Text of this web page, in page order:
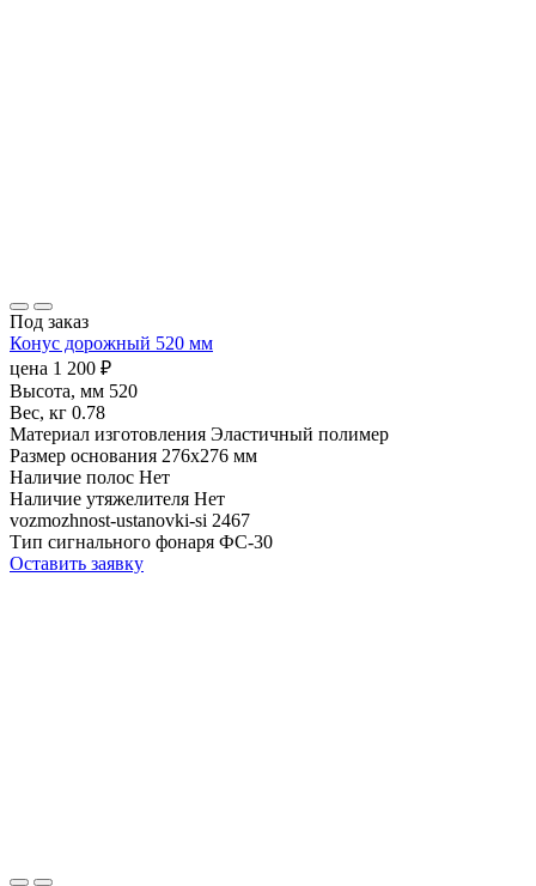
Под заказ
Конус дорожный 520 мм
цена 1 200 ₽
Высота, мм 520
Вес, кг 0.78
Материал изготовления Эластичный полимер
Размер основания 276х276 мм
Наличие полос Нет
Наличие утяжелителя Нет
vozmozhnost-ustanovki-si 2467
Тип сигнального фонаря ФС-30
Оставить заявку